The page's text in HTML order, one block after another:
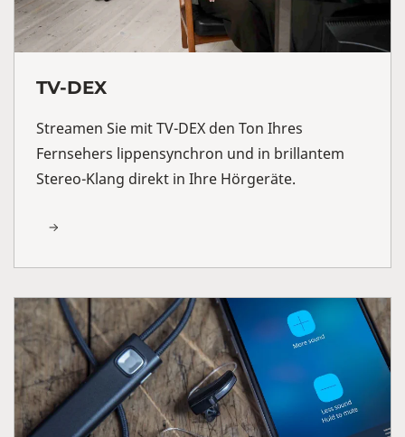
TV-DEX
Streamen Sie mit TV-DEX den Ton Ihres
Fernsehers lippensynchron und in brillantem
Stereo-Klang direkt in Ihre Hörgeräte.